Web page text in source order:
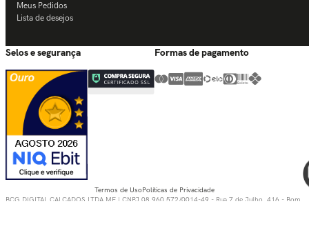
Meus Pedidos
Lista de desejos
Selos e segurança Formas de pagamento
Termos de UsoPolíticas de Privacidade
BCG DIGITAL CALÇADOS LTDA ME | CNPJ 08.960.572/0014-49 - Rua 7 de Julho, 416 - Bom